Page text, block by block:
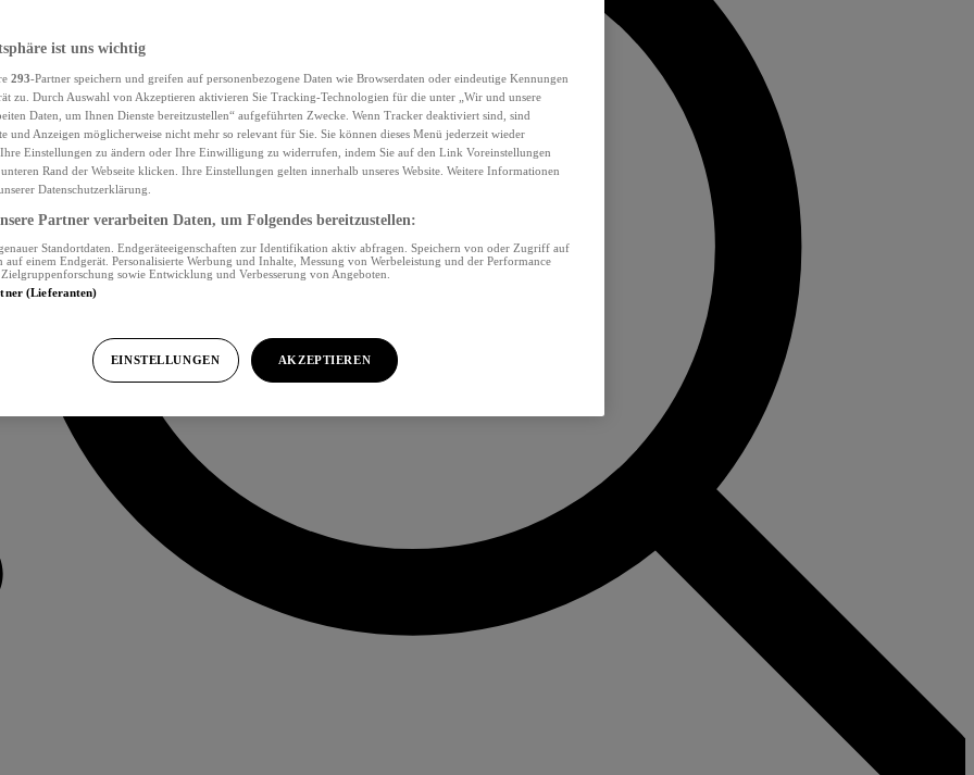
ist uns wichtig
293-Partner speichern und greifen auf personenbezogene Daten wie Browserdaten oder eindeutige Kennungen
zu. Durch Auswahl von Akzeptieren aktivieren Sie Tracking-Technologien für die unter „Wir und unsere
Daten, um Ihnen Dienste bereitzustellen“ aufgeführten Zwecke. Wenn Tracker deaktiviert sind, sind
und Anzeigen möglicherweise nicht mehr so relevant für Sie. Sie können dieses Menü jederzeit wieder
Einstellungen zu ändern oder Ihre Einwilligung zu widerrufen, indem Sie auf den Link Voreinstellungen
Rand der Webseite klicken. Ihre Einstellungen gelten innerhalb unseres Website. Weitere Informationen
Datenschutzerklärung.
Partner verarbeiten Daten, um Folgendes bereitzustellen:
Standortdaten. Endgeräteeigenschaften zur Identifikation aktiv abfragen. Speichern von oder Zugriff auf
einem Endgerät. Personalisierte Werbung und Inhalte, Messung von Werbeleistung und der Performance
sowie Entwicklung und Verbesserung von Angeboten.
(Lieferanten)
EINSTELLUNGEN AKZEPTIEREN